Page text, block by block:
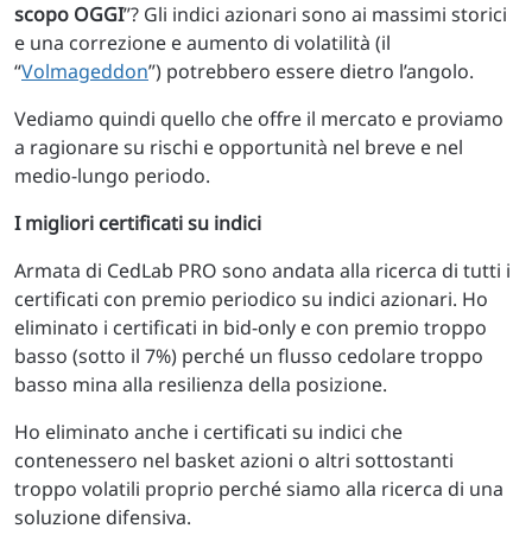
scopo OGGI”? Gli indici azionari sono ai massimi storici
e una correzione e aumento di volatilità (il
“Volmageddon”) potrebbero essere dietro l’angolo.
Vediamo quindi quello che offre il mercato e proviamo
a ragionare su rischi e opportunità nel breve e nel
medio-lungo periodo.
I migliori certificati su indici
Armata di CedLab PRO sono andata alla ricerca di tutti i
certificati con premio periodico su indici azionari. Ho
eliminato i certificati in bid-only e con premio troppo
basso (sotto il 7%) perché un flusso cedolare troppo
basso mina alla resilienza della posizione.
Ho eliminato anche i certificati su indici che
contenessero nel basket azioni o altri sottostanti
troppo volatili proprio perché siamo alla ricerca di una
soluzione difensiva.